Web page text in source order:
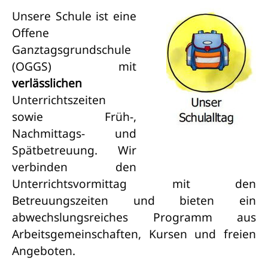
Unsere Schule ist eine
Offene
Ganztagsgrundschule
(OGGS) mit
verlässlichen
Unterrichtszeiten
sowie Früh-,
Nachmittags- und
Spätbetreuung. Wir
verbinden den
Unterrichtsvormittag mit den
Betreuungszeiten und bieten ein
abwechslungsreiches Programm aus
Arbeitsgemeinschaften, Kursen und freien
Angeboten.